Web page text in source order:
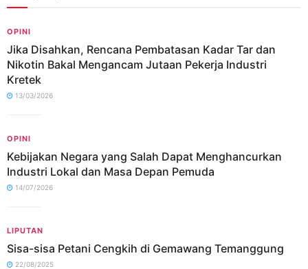
OPINI
Jika Disahkan, Rencana Pembatasan Kadar Tar dan
Nikotin Bakal Mengancam Jutaan Pekerja Industri
Kretek
13/03/2026
OPINI
Kebijakan Negara yang Salah Dapat Menghancurkan
Industri Lokal dan Masa Depan Pemuda
14/07/2026
LIPUTAN
Sisa-sisa Petani Cengkih di Gemawang Temanggung
22/08/2025